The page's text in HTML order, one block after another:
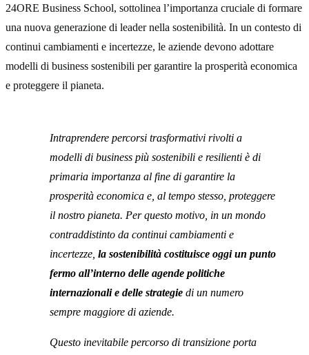
24ORE Business School, sottolinea l’importanza cruciale di formare
una nuova generazione di leader nella sostenibilità. In un contesto di
continui cambiamenti e incertezze, le aziende devono adottare
modelli di business sostenibili per garantire la prosperità economica
e proteggere il pianeta.
Intraprendere percorsi trasformativi rivolti a
modelli di business più sostenibili e resilienti è di
primaria importanza al fine di garantire la
prosperità economica e, al tempo stesso, proteggere
il nostro pianeta. Per questo motivo, in un mondo
contraddistinto da continui cambiamenti e
incertezze, la sostenibilità costituisce oggi un punto
fermo all’interno delle agende politiche
internazionali e delle strategie di un numero
sempre maggiore di aziende.
Questo inevitabile percorso di transizione porta